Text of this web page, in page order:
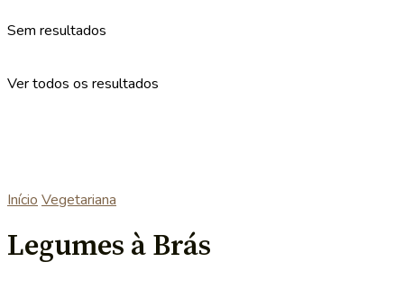
Sem resultados
Ver todos os resultados
Início Vegetariana
Legumes à Brás